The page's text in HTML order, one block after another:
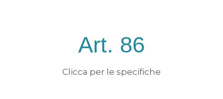
Art. 86
Clicca per le specifiche